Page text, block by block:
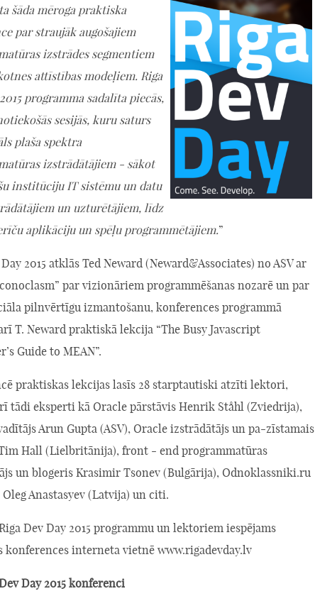
šāda mēroga praktiska
par straujāk augošajiem
izstrādes segmentiem
attīstības modeļiem. Riga
programma sadalīta piecās,
sesijās, kuru saturs
plaša spektra
izstrādātājiem - sākot
institūciju IT sistēmu un datu
un uzturētājiem, līdz
aplikāciju un spēļu programmētājiem.”
2015 atklās Ted Neward (Neward&Associates) no ASV ar
par vizionāriem programmēšanas nozarē un par
pilnvērtīgu izmantošanu, konferences programmā
T. Neward praktiskā lekcija “The Busy Javascript
Guide to MEAN”.
praktiskas lekcijas lasīs 28 starptautiski atzīti lektori,
tādi eksperti kā Oracle pārstāvis Henrik Ståhl (Zviedrija),
Arun Gupta (ASV), Oracle izstrādātājs un pa-zīstamais
Hall (Lielbritānija), front - end programmatūras
un blogeris Krasimir Tsonev (Bulgārija), Odnoklassniki.ru
Anastasyev (Latvija) un citi.
Dev Day 2015 programmu un lektoriem iespējams
konferences interneta vietnē www.rigadevday.lv
Day 2015 konferenci